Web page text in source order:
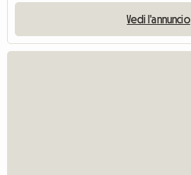
Vedi l'annuncio